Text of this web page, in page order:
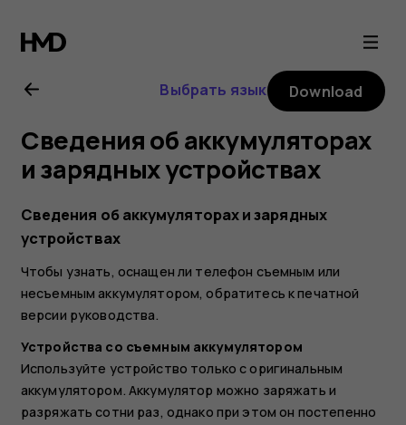
Nokia
6.2
user
guide
Выбрать язык Download
Сведения об аккумуляторах
и зарядных устройствах
Сведения об аккумуляторах и зарядных
устройствах
Чтобы узнать, оснащен ли телефон съемным или
несъемным аккумулятором, обратитесь к печатной
версии руководства.
Устройства со съемным аккумулятором
Используйте устройство только с оригинальным
аккумулятором. Аккумулятор можно заряжать и
разряжать сотни раз, однако при этом он постепенно